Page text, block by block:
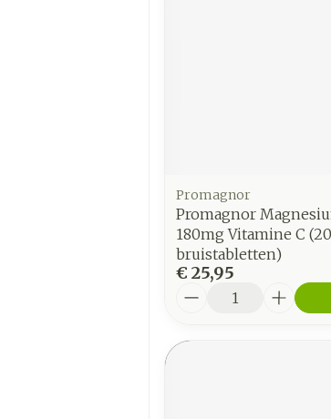
Promagnor
Promagnor
180mg Vitamine C (20
bruistabletten)
€ 25,95